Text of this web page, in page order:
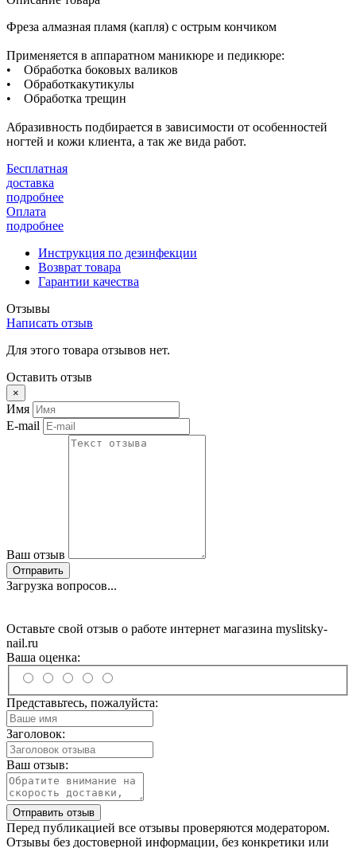
Фреза алмазная пламя (капля) с острым кончиком
Применяется в аппаратном маникюре и педикюре:
• Обработка боковых валиков
• Обработкакутикулы
• Обработка трещин
Абразивность подбирается в зависимости от особенностей
ногтей и кожи клиента, а так же вида работ.
Бесплатная
доставка
подробнее
Оплата
подробнее
Инструкция по дезинфекции
Возврат товара
Гарантии качества
Отзывы
Написать отзыв
Для этого товара отзывов нет.
Оставить отзыв
×
Имя
E-mail
Ваш отзыв
Отправить
Загрузка вопросов...
Оставьте свой отзыв о работе интернет магазина myslitsky-
nail.ru
Ваша оценка:
Представьтесь, пожалуйста:
Заголовок:
Ваш отзыв:
Отправить отзыв
Перед публикацией все отзывы проверяются модератором.
Отзывы без достоверной информации, без конкретики или